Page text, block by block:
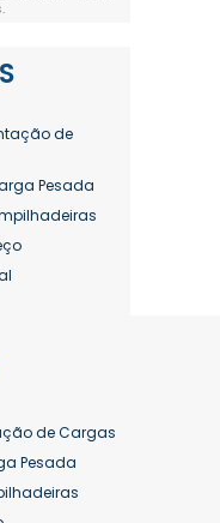
.
de
Pesada
Valor
Preço
de Cargas
Pesada